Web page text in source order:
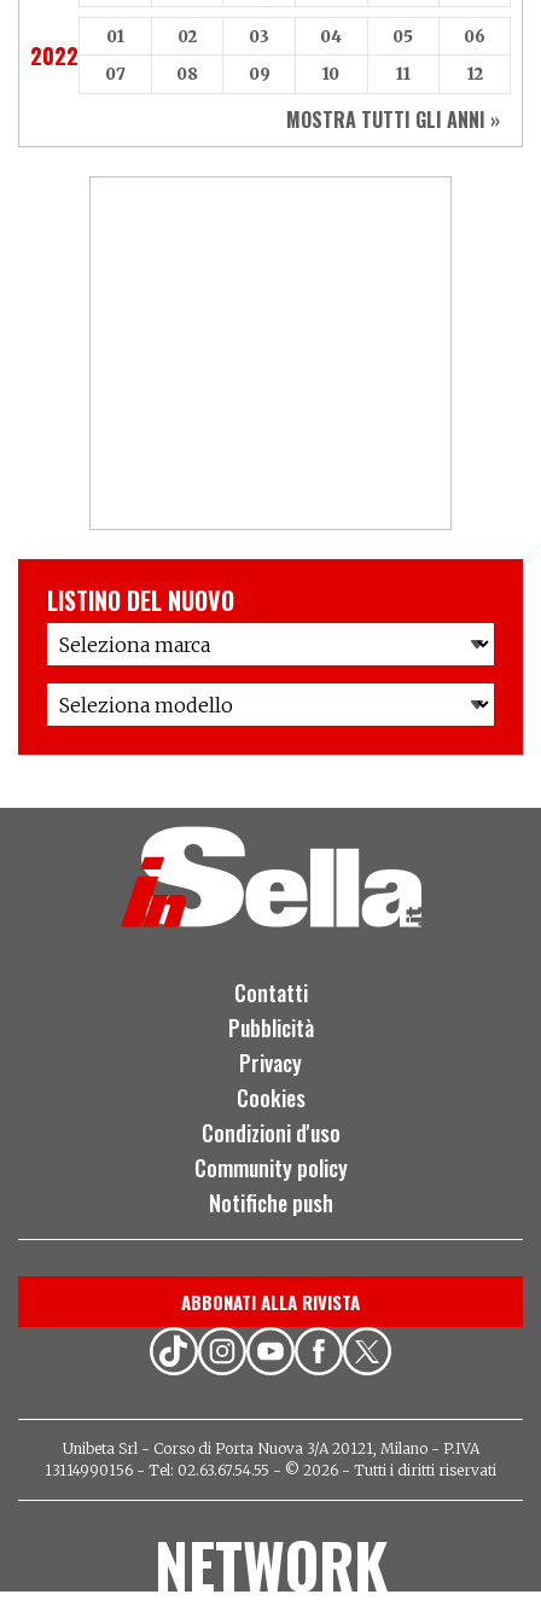
2022
01 02 03 04 05
06
07
08 09 10 11 12
MOSTRA TUTTI GLI ANNI »
LISTINO DEL NUOVO
Contatti
Pubblicità
Privacy
Cookies
Condizioni d'uso
Community policy
Notifiche push
ABBONATI ALLA RIVISTA
Unibeta Srl - Corso di Porta Nuova 3/A 20121, Milano - P.IVA
13114990156 - Tel: 02.63.67.54.55 - © 2026 - Tutti i diritti riservati
NETWORK